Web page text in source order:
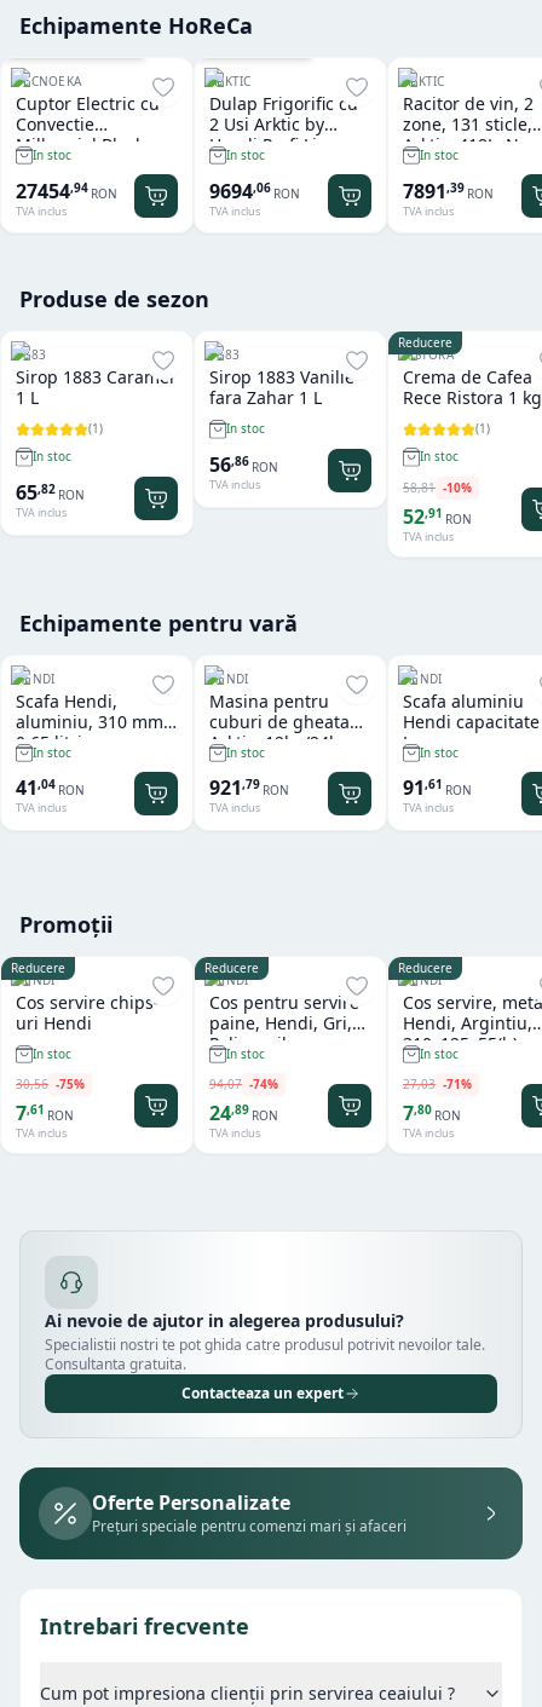
Echipamente HoReCa
TECNOEKA
Cuptor Electric cu
Convectie
Millennial Black
Mask Gastro 11 tavi
x GN 1/1 Tecnoeka
In stoc
27454,94 RON
TVA inclus
ARKTIC
Dulap Frigorific cu
2 Usi Arktic by
Hendi Profi Line
Seria 800 - 1.240 L
In stoc
9694,06 RON
TVA inclus
ARKTIC
Racitor de vin, 2
zone, 131 sticle,
Arktic, 418L,
In stoc
7891,39 RON
TVA inclus
Produse de sezon
1883
Sirop 1883 Caramel
1 L
(1)
In stoc
65,82 RON
TVA inclus
1883
Sirop 1883 Vanilie
fara Zahar 1 L
In stoc
56,86 RON
TVA inclus
Reducere
RISTORA
Crema de Cafea
Rece Ristora 1 kg
(1)
In stoc
58,81 -10%
52,91 RON
TVA inclus
Echipamente pentru vară
HENDI
Scafa Hendi,
aluminiu, 310 mm,
0.65 litri
In stoc
41,04 RON
TVA inclus
HENDI
Masina pentru
cuburi de gheata
Arktic, 12kg/24h
In stoc
921,79 RON
TVA inclus
HENDI
Scafa aluminiu
Hendi
L In stoc
91,61 RON
TVA inclus
Promoții
Reducere
HENDI
Cos servire chips-
uri Hendi
In stoc
30,56 -75%
7,61 RON
TVA inclus
Reducere
HENDI
Cos pentru servire
paine, Hendi, Gri,
Polipropilena,
design impletit tip
ratan, ø370x(h)120
mm
In stoc
94,07 -74%
24,89 RON
TVA inclus
Reducere
HENDI
Cos servire,
Hendi, Argintiu,
In stoc
27,03 -71%
7,80 RON
TVA inclus
Ai nevoie de ajutor in alegerea produsului?
Specialistii nostri te pot ghida catre produsul potrivit nevoilor tale.
Consultanta gratuita.
Contacteaza un expert
Oferte Personalizate
Prețuri speciale pentru comenzi mari și afaceri
Intrebari frecvente
Cum pot impresiona clienții prin servirea ceaiului ?